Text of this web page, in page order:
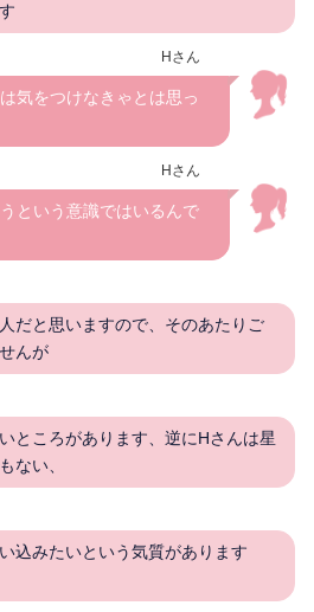
Hさん
気をつけなきゃとは思っ
Hさん
という意識ではいるんで
だと思いますので、そのあたりご
んが
ところがあります、逆にHさんは星
ない、
込みたいという気質があります